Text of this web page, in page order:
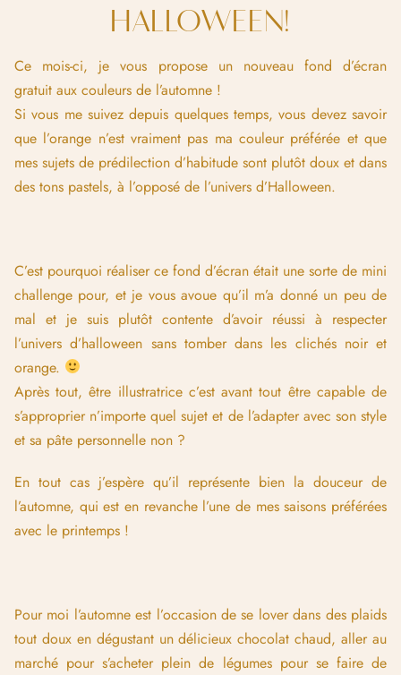
HALLOWEEN!
Ce mois-ci, je vous propose un nouveau fond d’écran
gratuit aux couleurs de l’automne !
Si vous me suivez depuis quelques temps, vous devez savoir
que l’orange n’est vraiment pas ma couleur préférée et que
mes sujets de prédilection d’habitude sont plutôt doux et dans
des tons pastels, à l’opposé de l’univers d’Halloween.
C’est pourquoi réaliser ce fond d’écran était une sorte de mini
challenge pour, et je vous avoue qu’il m’a donné un peu de
mal et je suis plutôt contente d’avoir réussi à respecter
l’univers d’halloween sans tomber dans les clichés noir et
orange.
Après tout, être illustratrice c’est avant tout être capable de
s’approprier n’importe quel sujet et de l’adapter avec son style
et sa pâte personnelle non ?
En tout cas j’espère qu’il représente bien la douceur de
l’automne, qui est en revanche l’une de mes saisons préférées
avec le printemps !
Pour moi l’automne est l’occasion de se lover dans des plaids
tout doux en dégustant un délicieux chocolat chaud, aller au
marché pour s’acheter plein de légumes pour se faire de